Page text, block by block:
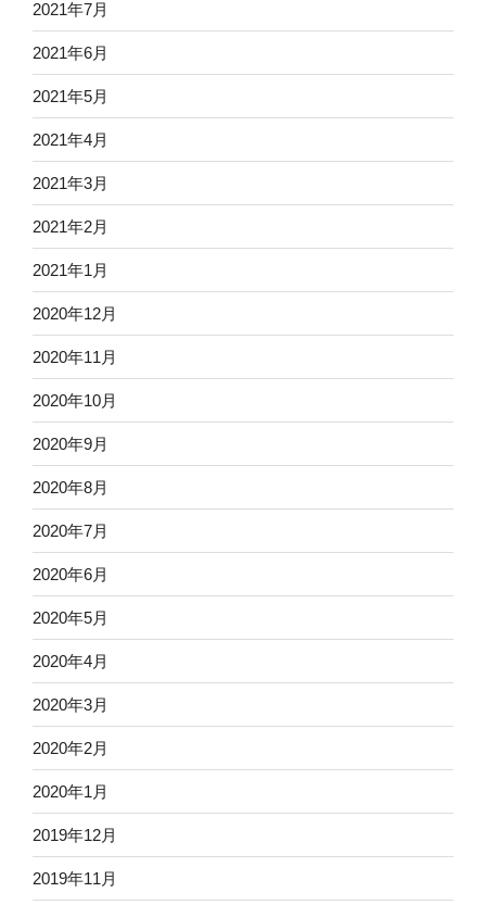
2021年7月
2021年6月
2021年5月
2021年4月
2021年3月
2021年2月
2021年1月
2020年12月
2020年11月
2020年10月
2020年9月
2020年8月
2020年7月
2020年6月
2020年5月
2020年4月
2020年3月
2020年2月
2020年1月
2019年12月
2019年11月